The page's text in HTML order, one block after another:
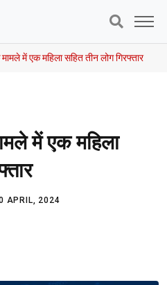
में एक महिला सहित तीन लोग गिरफ्तार
में एक महिला
APRIL, 2024